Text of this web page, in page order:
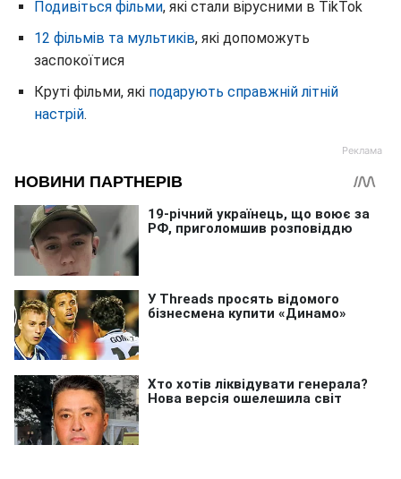
Подивіться фільми, які стали вірусними в TikTok
12 фільмів та мультиків, які допоможуть
заспокоїтися
Круті фільми, які подарують справжній літній
настрій.